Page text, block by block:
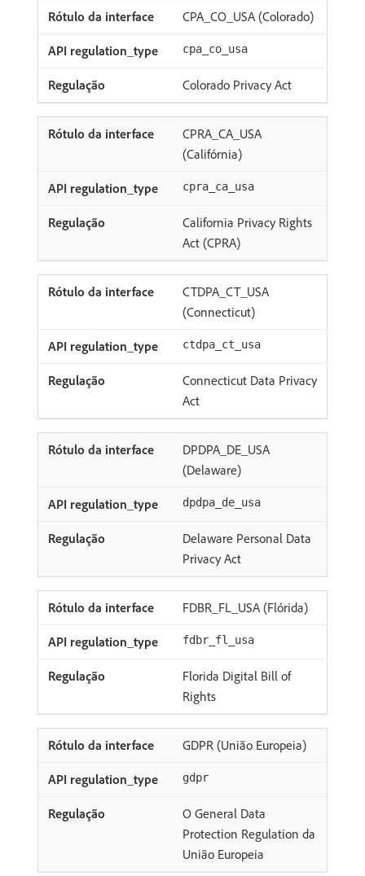
CPA_CO_USA (Colorado)
cpa_co_usa
Colorado Privacy Act
CPRA_CA_USA
(Califórnia)
cpra_ca_usa
California Privacy Rights
Act (CPRA)
CTDPA_CT_USA
(Connecticut)
ctdpa_ct_usa
Connecticut Data Privacy
Act
DPDPA_DE_USA
(Delaware)
dpdpa_de_usa
Delaware Personal Data
Privacy Act
FDBR_FL_USA (Flórida)
fdbr_fl_usa
Florida Digital Bill of
Rights
GDPR (União Europeia)
gdpr
O General Data
Protection Regulation da
União Europeia